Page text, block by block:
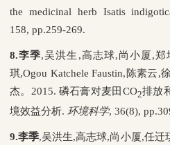
the medicinal herb Isatis
158, pp.259-269.
8.李季,吴洪生 ,高志球,尚小厦 ,郑
琪,Ogou Katchele Faustin, 陈素云,
杰。 2015. 磷石膏对麦田 CO2排放
境效益分析. 环境科学, 36(8),
9.李季,吴洪生,高志球,尚小厦,任迁